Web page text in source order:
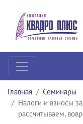
Главная
Семинары
Налоги и взносы
рассчитываем,